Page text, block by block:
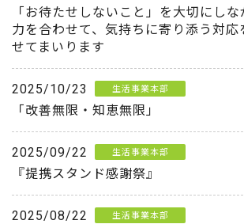
「お待たせしないこと」を大切にし
力を合わせて、気持ちに寄り添う対応
せてまいります
2025/10/23 生活事業本部
「改善無限・知恵無限」
2025/09/22 生活事業本部
『提携スタンド感謝祭』
2025/08/22 生活事業本部